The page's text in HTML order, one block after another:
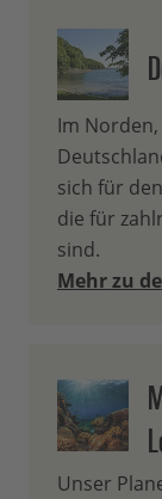
Im
sich für
die für
sind.
Mehr zu
Unser